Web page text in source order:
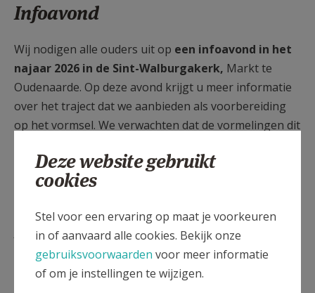
Infoavond
Wij nodigen alle ouders uit op een infoavond in het
najaar 2026 in de Sint-Walburgakerk, Markt te
Oudenaarde. Op deze avond krijgt u meer informatie
over het traject dat we aanbieden als voorbereiding
op het vormsel. We verwachten dat de vormelingen dit
Gelieve u vóór die infoavond al aan te melden
We zien er naar uit om u te ontmoeten indien u wenst
Helpende handen
In onze catecheseploeg zijn helpende handen welkom.
Deze website gebruikt
cookies
Stel voor een ervaring op maat je voorkeuren
in of aanvaard alle cookies. Bekijk onze
gebruiksvoorwaarden voor meer informatie
of om je instellingen te wijzigen.